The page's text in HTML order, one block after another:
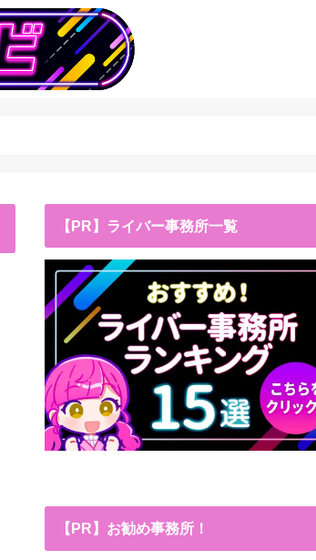
【PR】ライバー事務所一覧
【PR】お勧め事務所！